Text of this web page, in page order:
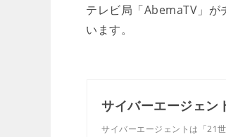
テレビ局「AbemaTV」が
います。
サイバーエージェントは「21